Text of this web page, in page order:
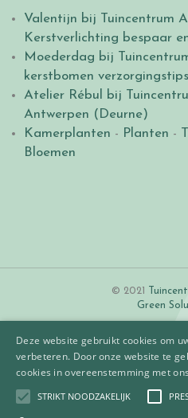
Valentijn bij Tuincentrum
Kerstverlichting bespaar
Moederdag bij
kerstbomen verzorgingstips
Atelier Rébul bij
Antwerpen (Deurne)
Kamerplanten - Planten -
Bloemen
© 2021
Green
Algemene
Deze website gebruikt cookies om
verbeteren. Door onze website te
cookies in overeenstemming met
STRIKT NOODZAKELIJK